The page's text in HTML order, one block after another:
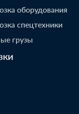
оборудования
спецтехники
грузы